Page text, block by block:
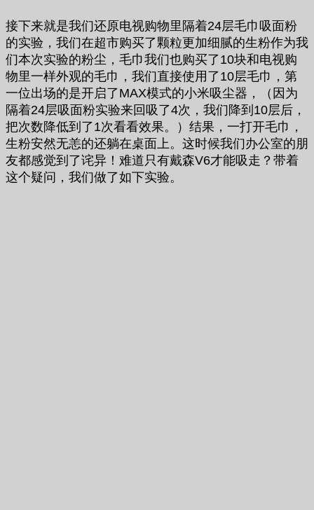
接下来就是我们还原电视购物里隔着24层毛巾吸面粉
的实验，我们在超市购买了颗粒更加细腻的生粉作为我
们本次实验的粉尘，毛巾我们也购买了10块和电视购
物里一样外观的毛巾，我们直接使用了10层毛巾，第
一位出场的是开启了MAX模式的小米吸尘器，（因为
隔着24层吸面粉实验来回吸了4次，我们降到10层后，
把次数降低到了1次看看效果。）结果，一打开毛巾，
生粉安然无恙的还躺在桌面上。这时候我们办公室的朋
友都感觉到了诧异！难道只有戴森V6才能吸走？带着
这个疑问，我们做了如下实验。